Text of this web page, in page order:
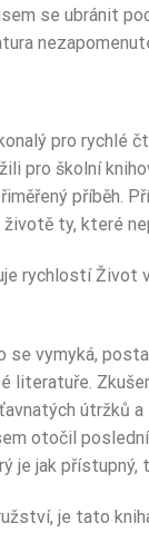
se ubránit
pro rychlé
pro školní
příběh.
ty, které
rychlostí
vymyká,
literatuře.
útržků
otočil
je jak přístupný,
je tato